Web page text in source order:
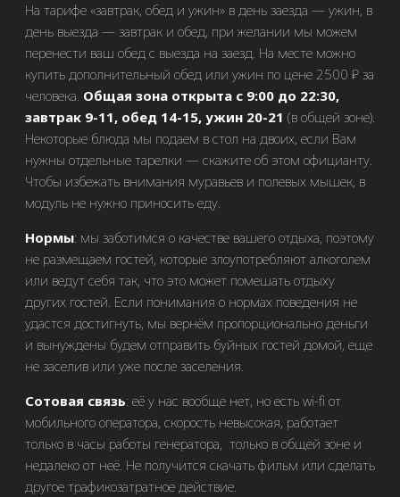
На тарифе «завтрак, обед и ужин» в день заезда — ужин, в
день выезда — завтрак и обед, при желании мы можем
перенести ваш обед с выезда на заезд. На месте можно
купить дополнительный обед или ужин по цене 2500 ₽ за
человека. Общая зона открыта с 9:00 до 22:30,
завтрак 9-11, обед 14-15, ужин 20-21 (в общей зоне).
Некоторые блюда мы подаем в стол на двоих, если Вам
нужны отдельные тарелки — скажите об этом официанту.
Чтобы избежать внимания муравьев и полевых мышек, в
модуль не нужно приносить еду.
Нормы: мы заботимся о качестве вашего отдыха, поэтому
не размещаем гостей, которые злоупотребляют алкоголем
или ведут себя так, что это может помешать отдыху
других гостей. Если понимания о нормах поведения не
удастся достигнуть, мы вернём пропорционально деньги
и вынуждены будем отправить буйных гостей домой, еще
не заселив или уже после заселения.
Сотовая связь: её у нас вообще нет, но есть wi-fi от
мобильного оператора, скорость невысокая, работает
только в часы работы генератора, только в общей зоне и
недалеко от неё. Не получится скачать фильм или сделать
другое трафикозатратное действие.